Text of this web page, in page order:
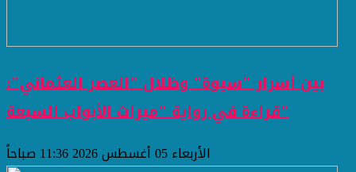
بين أسرار "سيوة" وظلال "العصر العثماني":
قراءة في رواية "ميراث الأبواب السبعة"
الأربعاء 05 أغسطس 2026 11:36 صباحاً